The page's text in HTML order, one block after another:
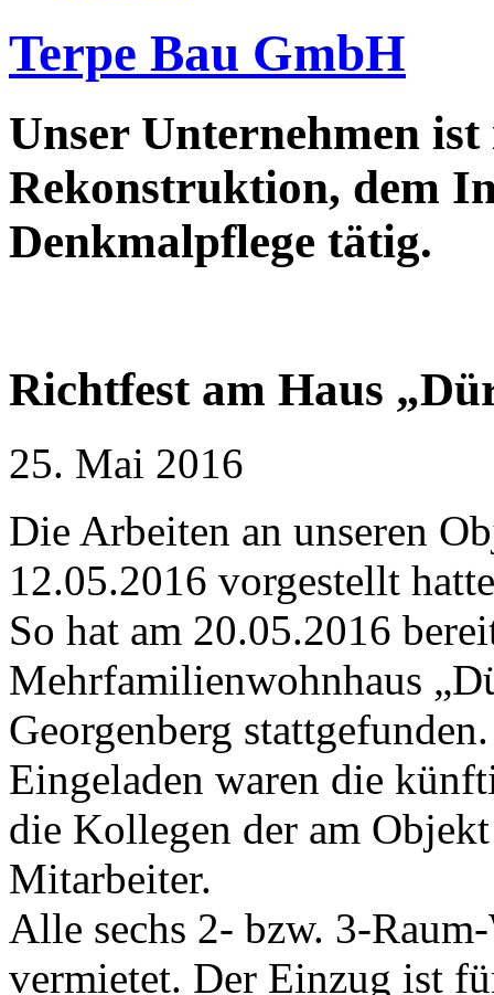
Terpe Bau GmbH
Unser Unternehmen
Rekonstruktion, dem
Denkmalpflege tätig.
Richtfest am Haus
25. Mai 2016
Die Arbeiten an unseren
12.05.2016 vorgestellt
So hat am 20.05.2016
Mehrfamilienwohnhaus
Georgenberg stattgefunden.
Eingeladen waren die
die Kollegen der am
Mitarbeiter.
Alle sechs 2- bzw. 3-
vermietet. Der Einzug ist